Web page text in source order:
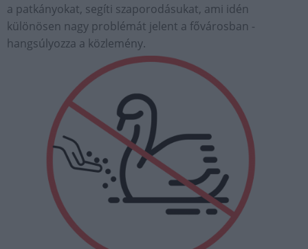
a patkányokat, segíti szaporodásukat, ami idén
különösen nagy problémát jelent a fővárosban -
hangsúlyozza a közlemény.